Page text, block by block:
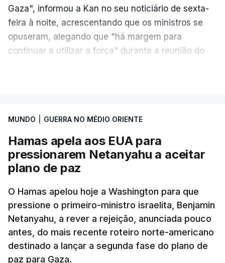
Gaza", informou a Kan no seu noticiário de sexta-
feira à noite, acrescentando que os ministros se
opuseram, alegando que "há margem para
continuar a utilizar a força" durante a reunião do
aplicação do plano de desarmamento do Hamas.
Além disso, o correspondente do canal de
televisão israelita i24News, que também teve
acesso às deliberações do Gabinete, recordou na
autorização formal de Israel para a entrada em
Gaza da Força Internacional de Estabilização, um
contingente multinacional proposto no âmbito do
Conselho da Paz promovido por Trump.
MUNDO GUERRA NO MÉDIO ORIENTE
Hamas apela aos EUA para
pressionarem Netanyahu a aceitar
plano de paz
O Hamas apelou hoje a Washington para que
pressione o primeiro-ministro israelita, Benjamin
Netanyahu, a rever a rejeição, anunciada pouco
antes, do mais recente roteiro norte-americano
destinado a lançar a segunda fase do plano de
paz para Gaza.